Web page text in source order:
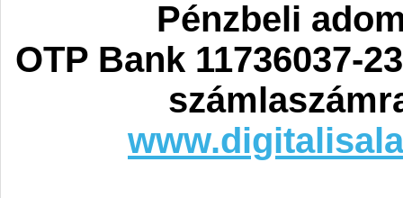
Pénzbeli
OTP Bank 11736037-